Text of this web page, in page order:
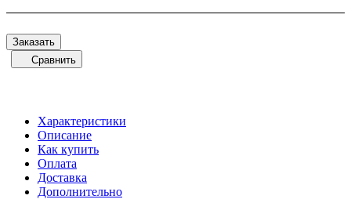
Заказать
Сравнить
Характеристики
Описание
Как купить
Оплата
Доставка
Дополнительно